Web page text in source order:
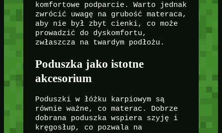
komfortowe podparcie. Warto jednak
zwrócić uwagę na grubość materaca,
aby nie był zbyt cienki, co może
prowadzić do dyskomfortu,
zwłaszcza na twardym podłożu.
Poduszka jako istotne
akcesorium
Poduszki w łóżku karpiowym są
równie ważne, co materac. Dobrze
dobrana poduszka wspiera szyję i
kręgosłup, co pozwala na